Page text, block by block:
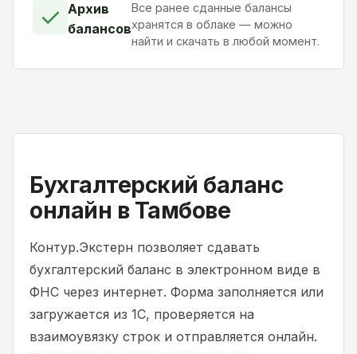
✓ Архив
балансов
Все ранее сданные балансы
хранятся в облаке — можно
найти и скачать в любой момент.
Бухгалтерский баланс
онлайн в Тамбове
Контур.Экстерн позволяет сдавать
бухгалтерский баланс в электронном виде в
ФНС через интернет. Форма заполняется или
загружается из 1С, проверяется на
взаимоувязку строк и отправляется онлайн.